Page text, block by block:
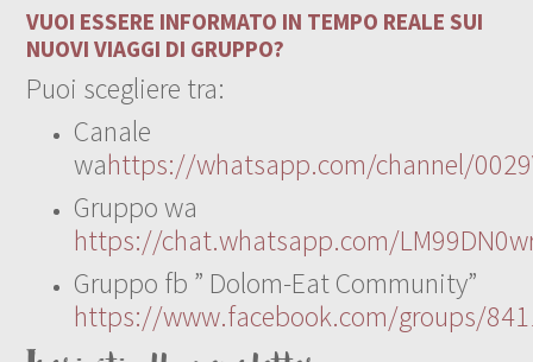
VUOI ESSERE INFORMATO IN TEMPO REALE SUI
NUOVI VIAGGI DI GRUPPO?
Puoi scegliere tra:
Canale
wahttps://whatsapp.com/channel/
Gruppo wa
https://chat.whatsapp.com/
Gruppo fb ” Dolom-Eat Community”
https://www.facebook.com/groups/